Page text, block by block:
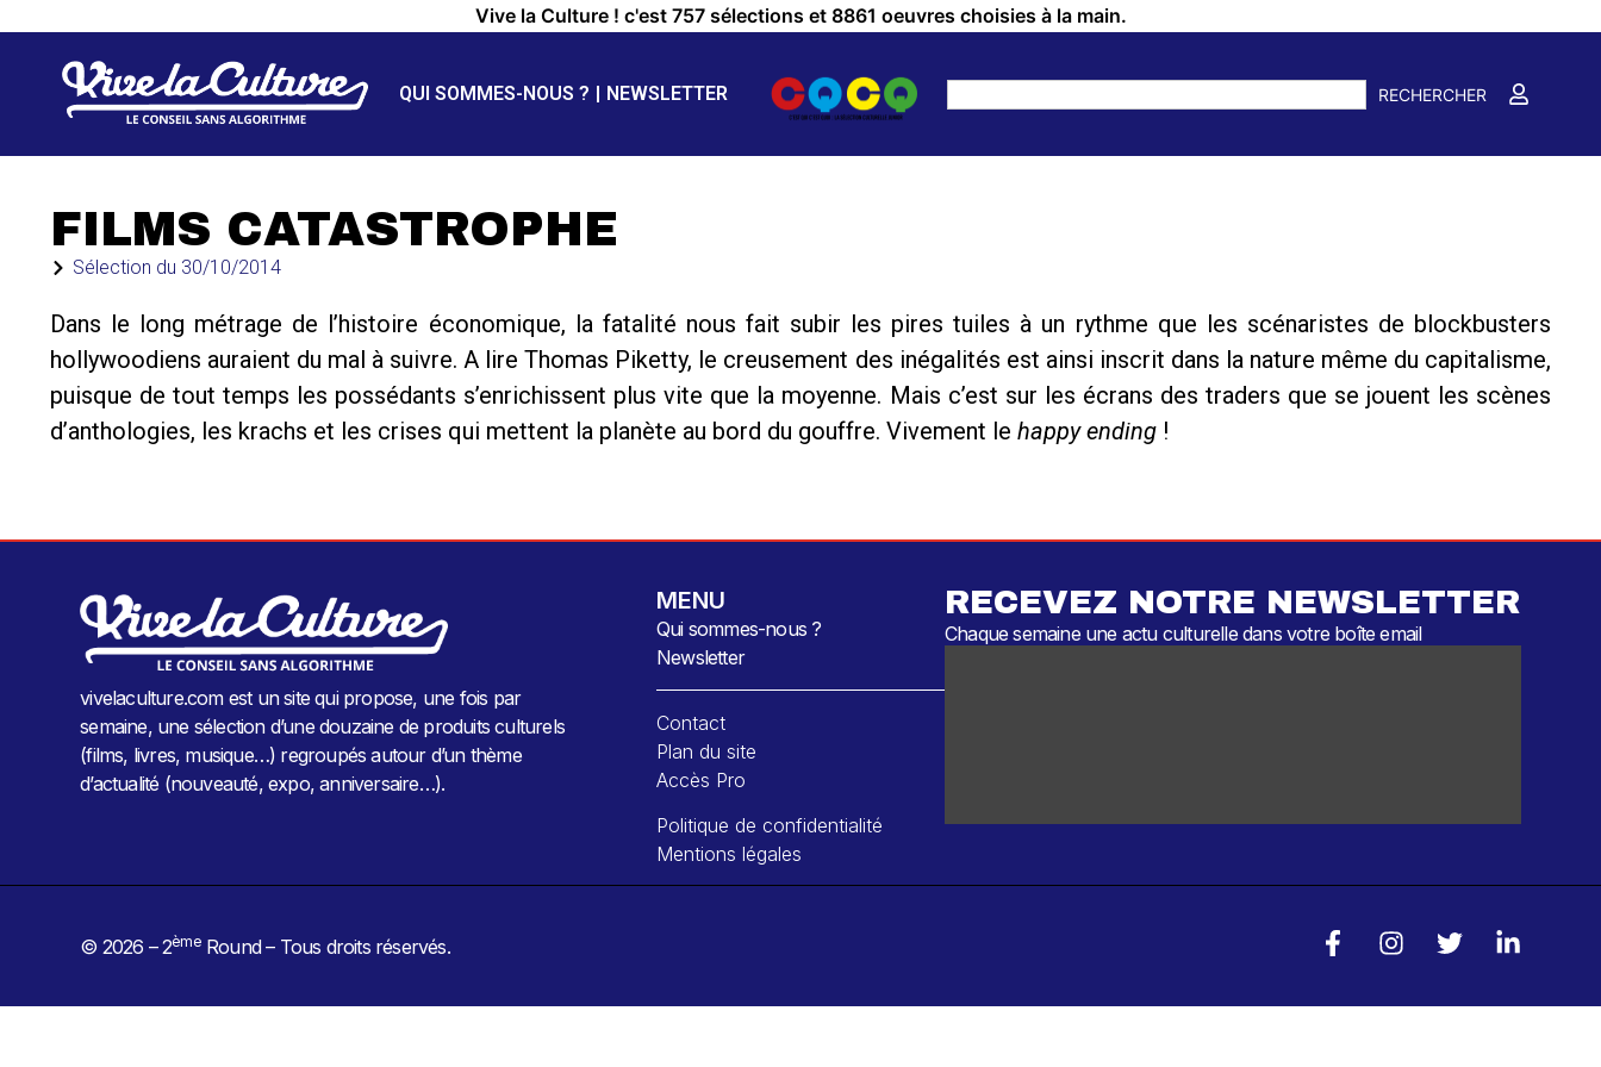
Vive la Culture ! c'est 757 sélections et 8861 oeuvres choisies à la main.
QUI SOMMES-NOUS ? NEWSLETTER RECHERCHER
FILMS CATASTROPHE
Sélection du 30/10/2014
Dans le long métrage de l’histoire économique, la fatalité nous fait subir les pires tuiles à un rythme que les scénaristes de blockbusters
hollywoodiens auraient du mal à suivre. A lire Thomas Piketty, le creusement des inégalités est ainsi inscrit dans la nature même du capitalisme,
puisque de tout temps les possédants s’enrichissent plus vite que la moyenne. Mais c’est sur les écrans des traders que se jouent les scènes
d’anthologies, les krachs et les crises qui mettent la planète au bord du gouffre. Vivement le happy ending !
vivelaculture.com est un site qui propose, une fois par
semaine, une sélection d’une douzaine de produits culturels
(films, livres, musique…) regroupés autour d’un thème
d’actualité (nouveauté, expo, anniversaire…).
MENU
Qui sommes-nous ?
Newsletter
Contact
Plan du site
Accès Pro
Politique de confidentialité
Mentions légales
RECEVEZ NOTRE NEWSLETTER
Chaque semaine une actu culturelle dans votre boîte email
© 2026 – 2èmeRound – Tous droits réservés.